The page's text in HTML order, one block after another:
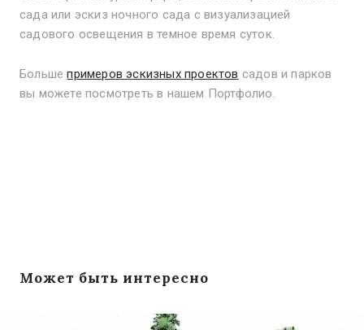
сада или эскиз ночного сада с визуализацией
садового освещения в темное время суток.
Большепримеров эскизных проектов садов и парков
вы можете посмотреть в нашем Портфолио.
Может быть интересно